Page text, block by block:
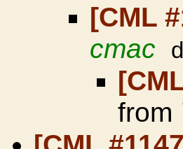
[CML
стас
from